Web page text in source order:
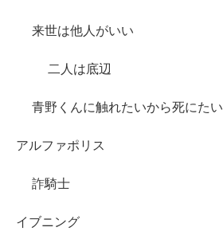
来世は他人がいい
二人は底辺
青野くんに触れたいから死にたい
アルファポリス
詐騎士
イブニング